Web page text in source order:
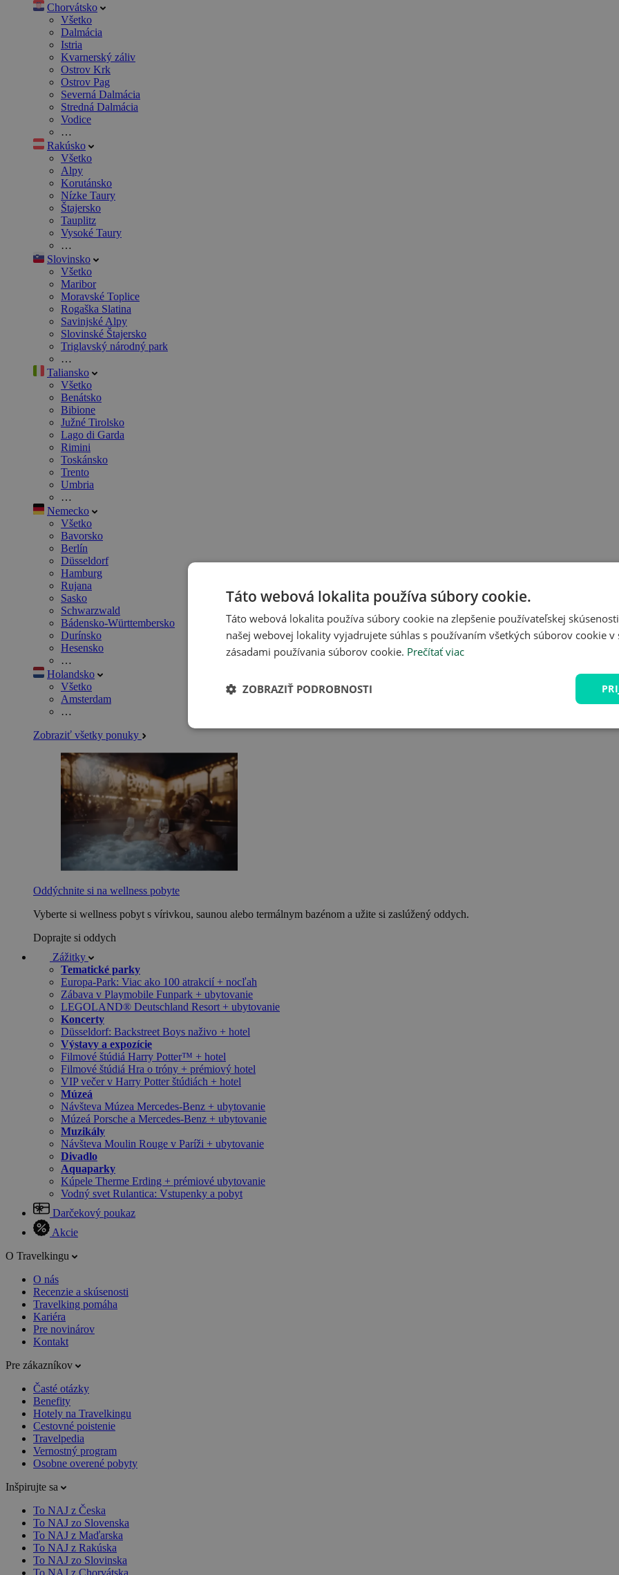
Chorvátsko
Všetko
Dalmácia
Istria
Kvarnerský záliv
Ostrov Krk
Ostrov Pag
Severná Dalmácia
Stredná Dalmácia
Vodice
…
Rakúsko
Všetko
Alpy
Korutánsko
Nízke Taury
Štajersko
Tauplitz
Vysoké Taury
…
Slovinsko
Všetko
Maribor
Moravské Toplice
Rogaška Slatina
Savinjské Alpy
Slovinské Štajersko
Triglavský národný park
…
Taliansko
Všetko
Benátsko
Bibione
Južné Tirolsko
Lago di Garda
Rimini
Toskánsko
Trento
Umbria
…
Nemecko
Všetko
Bavorsko
Berlín
Düsseldorf
Hamburg
Rujana
Sasko
Schwarzwald
Bádensko-Württembersko
Durínsko
Hesensko
…
Holandsko
Všetko
Amsterdam
…
Zobraziť všetky ponuky
Oddýchnite si na wellness pobyte
Vyberte si wellness pobyt s vírivkou, saunou alebo termálnym bazénom a užite si zaslúžený oddych.
Doprajte si oddych
Zážitky
Tematické parky
Europa-Park: Viac ako 100 atrakcií + nocľah
Zábava v Playmobile Funpark + ubytovanie
LEGOLAND® Deutschland Resort + ubytovanie
Koncerty
Düsseldorf: Backstreet Boys naživo + hotel
Výstavy a expozície
Filmové štúdiá Harry Potter™ + hotel
Filmové štúdiá Hra o tróny + prémiový hotel
VIP večer v Harry Potter štúdiách + hotel
Múzeá
Návšteva Múzea Mercedes-Benz + ubytovanie
Múzeá Porsche a Mercedes-Benz + ubytovanie
Muzikály
Návšteva Moulin Rouge v Paríži + ubytovanie
Divadlo
Aquaparky
Kúpele Therme Erding + prémiové ubytovanie
Vodný svet Rulantica: Vstupenky a pobyt
Darčekový poukaz
Akcie
O Travelkingu
O nás
Recenzie a skúsenosti
Travelking pomáha
Kariéra
Pre novinárov
Kontakt
Pre zákazníkov
Časté otázky
Benefity
Hotely na Travelkingu
Cestovné poistenie
Travelpedia
Vernostný program
Osobne overené pobyty
Inšpirujte sa
To NAJ z Česka
To NAJ zo Slovenska
To NAJ z Maďarska
To NAJ z Rakúska
To NAJ zo Slovinska
To NAJ z Chorvátska
Táto webová lokalita používa súbory cookie.
Táto webová lokalita používa súbory cookie na zlepšenie používateľskej
našej webovej lokality vyjadrujete súhlas s používaním všetkých súborov cookie v
zásadami používania súborov cookie. Prečítať viac
ZOBRAZIŤ PODROBNOSTI